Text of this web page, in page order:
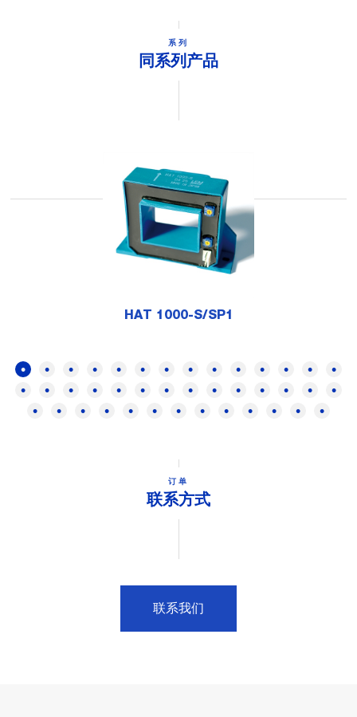
系列
同系列产品
HAT 1000-S/SP1
订单
联系方式
联系我们